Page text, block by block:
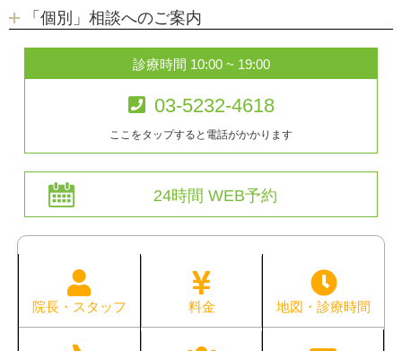
「個別」相談へのご案内
診療時間 10:00 ~ 19:00
03-5232-4618
ここをタップすると電話がかかります
24時間 WEB予約
院長・スタッフ 料金 地図・診療時間